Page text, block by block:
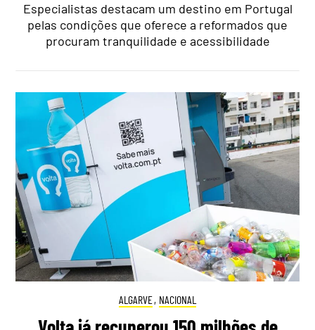
Especialistas destacam um destino em Portugal
pelas condições que oferece a reformados que
procuram tranquilidade e acessibilidade
ALGARVE, NACIONAL